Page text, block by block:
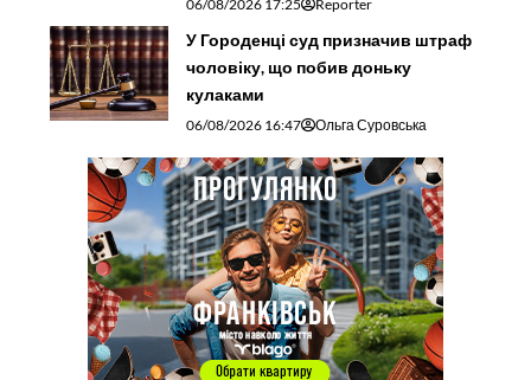
06/08/2026 17:25 Reporter
У Городенці суд призначив штраф
чоловіку, що побив доньку
кулаками
06/08/2026 16:47 Ольга Суровська